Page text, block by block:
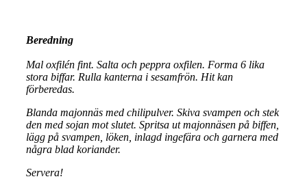
Beredning
Mal oxfilén fint. Salta och peppra oxfilen. Forma 6 lika
stora biffar. Rulla kanterna i sesamfrön. Hit kan
förberedas.
Blanda majonnäs med chilipulver. Skiva svampen och stek
den med sojan mot slutet. Spritsa ut majonnäsen på biffen,
lägg på svampen, löken, inlagd ingefära och garnera med
några blad koriander.
Servera!